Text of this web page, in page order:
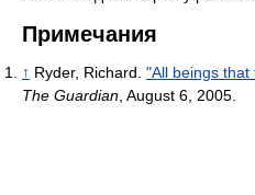
Примечания
↑ Ryder, Richard. "All beings
The Guardian , August 6, 2005.